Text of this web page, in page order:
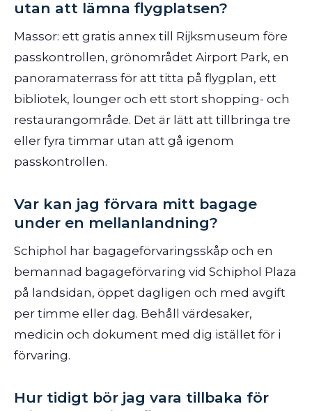
utan att lämna flygplatsen?
Massor: ett gratis annex till Rijksmuseum före
passkontrollen, grönområdet Airport Park, en
panoramaterrass för att titta på flygplan, ett
bibliotek, lounger och ett stort shopping- och
restaurangområde. Det är lätt att tillbringa tre
eller fyra timmar utan att gå igenom
passkontrollen.
Var kan jag förvara mitt bagage
under en mellanlandning?
Schiphol har bagageförvaringsskåp och en
bemannad bagageförvaring vid Schiphol Plaza
på landsidan, öppet dagligen och med avgift
per timme eller dag. Behåll värdesaker,
medicin och dokument med dig istället för i
förvaring.
Hur tidigt bör jag vara tillbaka för